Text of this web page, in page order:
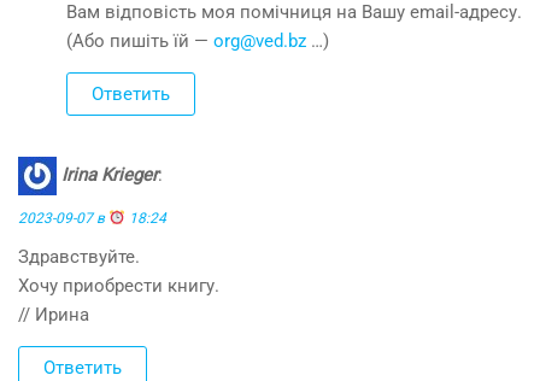
Вам відповість моя помічниця на Вашу email-адресу.
(Або пишіть їй — org@ved.bz …)
Ответить
Irina Krieger:
2023-09-07 в 18:24
Здравствуйте.
Хочу приобрести книгу.
// Ирина
Ответить